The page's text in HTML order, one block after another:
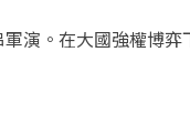
演。在大國強權博弈